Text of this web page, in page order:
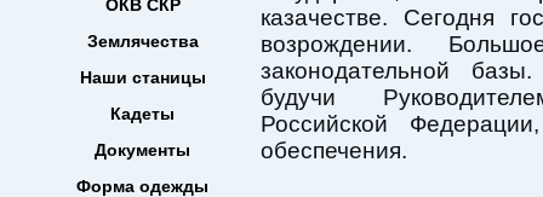
ОКВ СКР
Землячества
Наши станицы
Кадеты
Документы
Форма одежды
казачестве. Сегодня
возрождении.
законодательной
будучи
Российской
обеспечения.